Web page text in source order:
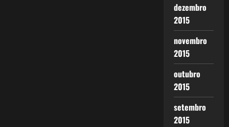
dezembro
2015
novembro
2015
outubro
2015
setembro
2015